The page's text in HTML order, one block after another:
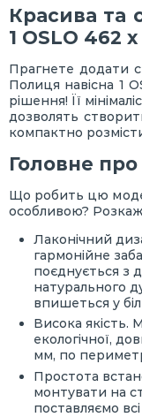
Красива та
1 OSLO 462
Прагнете додати
Полиця навісна 1
рішення! Її
дозволять
компактно
Головне
Що робить цю
особливою?
Лаконічний
гармонійне
поєднується з
натурального
впишеться у
Висока якість.
екологічної,
мм, по
Простота
монтувати на
поставляємо